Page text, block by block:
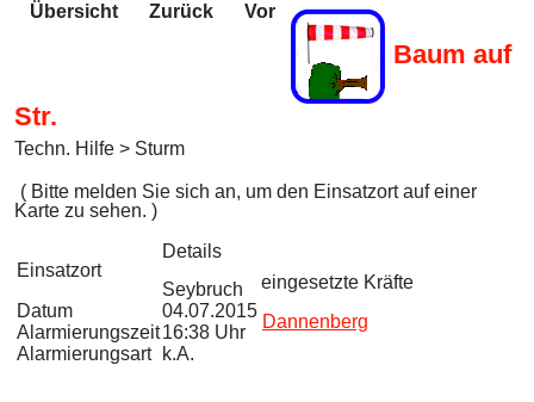
Übersicht Zurück Vor
Baum auf
Str.
Techn. Hilfe > Sturm
( Bitte melden Sie sich an, um den Einsatzort auf einer
Karte zu sehen. )
Einsatzort
Details
Seybruch
Datum
04.07.2015
Alarmierungszeit16:38 Uhr
Alarmierungsart
k.A.
eingesetzte Kräfte
Dannenberg